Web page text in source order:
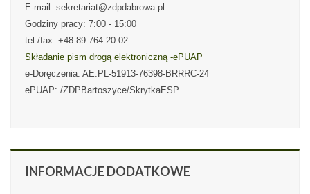
E-mail: sekretariat@zdpdabrowa.pl
Godziny pracy: 7:00 - 15:00
tel./fax: +48 89 764 20 02
Składanie pism drogą elektroniczną -ePUAP
e-Doręczenia: AE:PL-51913-76398-BRRRC-24
ePUAP: /ZDPBartoszyce/SkrytkaESP
INFORMACJE DODATKOWE